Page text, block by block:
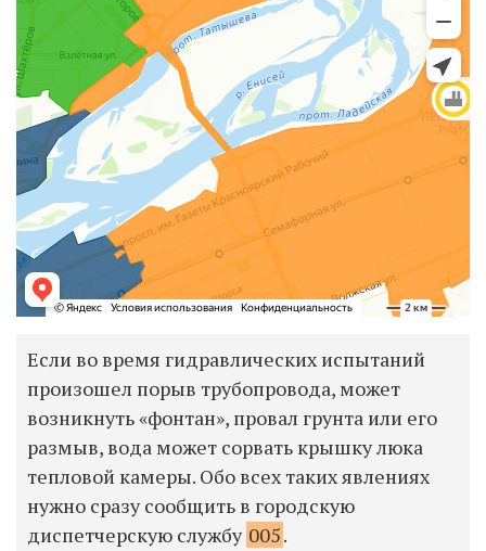
Если во время гидравлических испытаний
произошел порыв трубопровода, может
возникнуть «фонтан», провал грунта или его
размыв, вода может сорвать крышку люка
тепловой камеры. Обо всех таких явлениях
нужно сразу сообщить в городскую
диспетчерскую службу 005.